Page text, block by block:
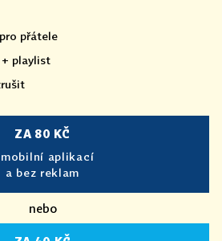
přátele
+ playlist
ZA 80 KČ
mobilní aplikací
a bez reklam
nebo